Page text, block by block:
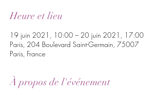
Heure et lieu
19 juin 2021, 10:00 – 20 juin 2021, 17:00
Paris, 204 Boulevard Saint-Germain, 75007
Paris, France
À propos de l'événement